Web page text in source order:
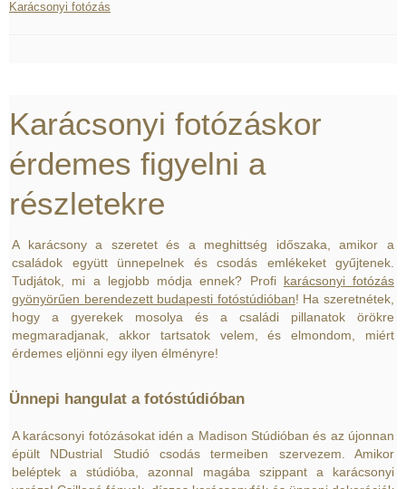
Karácsonyi fotózás
Karácsonyi fotózáskor
érdemes figyelni a
részletekre
A karácsony a szeretet és a meghittség időszaka, amikor a
családok együtt ünnepelnek és csodás emlékeket gyűjtenek.
Tudjátok, mi a legjobb módja ennek? Profi karácsonyi fotózás
gyönyörűen berendezett budapesti fotóstúdióban! Ha szeretnétek,
hogy a gyerekek mosolya és a családi pillanatok örökre
megmaradjanak, akkor tartsatok velem, és elmondom, miért
érdemes eljönni egy ilyen élményre!
Ünnepi hangulat a fotóstúdióban
A karácsonyi fotózásokat idén a Madison Stúdióban és az újonnan
épült NDustrial Studió csodás termeiben szervezem. Amikor
beléptek a stúdióba, azonnal magába szippant a karácsonyi